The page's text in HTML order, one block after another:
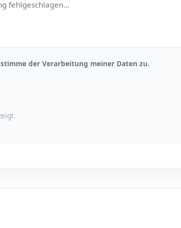
der Verarbeitung meiner Daten zu.